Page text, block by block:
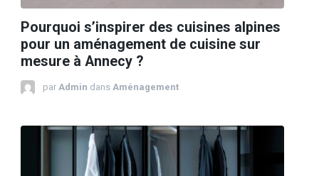
Pourquoi s’inspirer des cuisines alpines
pour un aménagement de cuisine sur
mesure à Annecy ?
par Admin dans Aménagement